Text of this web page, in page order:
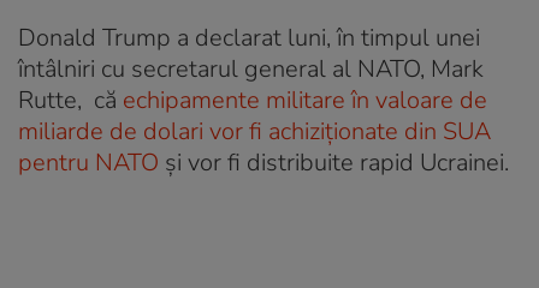
Donald Trump a declarat luni, în timpul unei
întâlniri cu secretarul general al NATO, Mark
Rutte, că echipamente militare în valoare de
miliarde de dolari vor fi achiziționate din SUA
pentru NATO și vor fi distribuite rapid Ucrainei.